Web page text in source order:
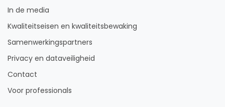
In de media
Kwaliteitseisen en kwaliteitsbewaking
Samenwerkingspartners
Privacy en dataveiligheid
Contact
Voor professionals